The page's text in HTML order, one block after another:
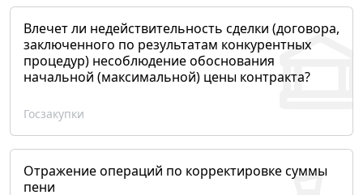
Влечет ли недействительность сделки (договора,
заключенного по результатам конкурентных
процедур) несоблюдение обоснования
начальной (максимальной) цены контракта?
Госзакупки
Отражение операций по корректировке суммы
пени